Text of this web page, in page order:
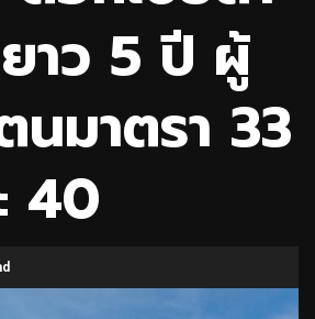
าว 5 ปี ผู้
นมาตรา 33
40